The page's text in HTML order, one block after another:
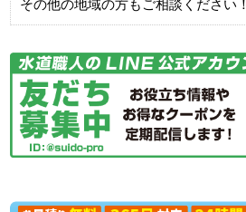
その他の地域の方もご相談ください！